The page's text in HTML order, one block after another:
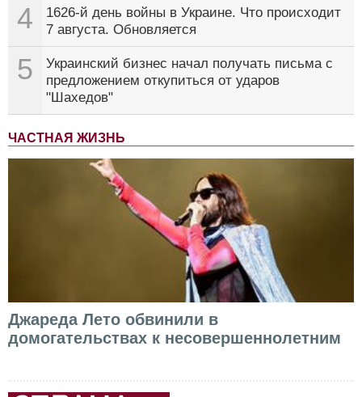
4
1626-й день войны в Украине. Что происходит
7 августа. Обновляется
5
Украинский бизнес начал получать письма с
предложением откупиться от ударов
"Шахедов"
ЧАСТНАЯ ЖИЗНЬ
Джареда Лето обвинили в
домогательствах к несовершеннолетним